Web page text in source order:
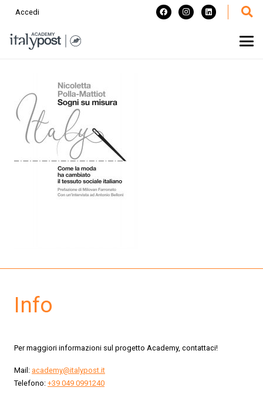
Accedi
Info
Per maggiori informazioni sul progetto Academy, contattaci!
Mail: academy@italypost.it
Telefono: +39 049 0991240